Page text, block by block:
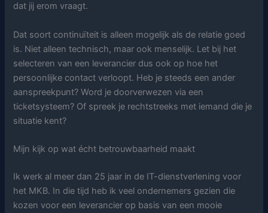
dat jij erom vraagt.
Dat soort continuïteit is alleen mogelijk als de relatie goed
is. Niet alleen technisch, maar ook menselijk. Let bij het
selecteren van een leverancier dus ook op hoe het
persoonlijke contact verloopt. Heb je steeds een ander
aanspreekpunt? Word je doorverwezen via een
ticketsysteem? Of spreek je rechtstreeks met iemand die je
situatie kent?
Mijn kijk op wat écht betrouwbaarheid maakt
Ik werk al meer dan 25 jaar in de IT-dienstverlening voor
het MKB. In die tijd heb ik veel ondernemers gezien die
kozen voor een leverancier op basis van een mooie